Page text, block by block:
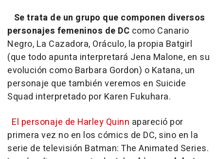
Se trata de un grupo que componen diversos
personajes femeninos de DC como Canario
Negro, La Cazadora, Oráculo, la propia Batgirl
(que todo apunta interpretará Jena Malone, en su
evolución como Barbara Gordon) o Katana, un
personaje que también veremos en Suicide
Squad interpretado por Karen Fukuhara.
El personaje de Harley Quinn apareció por
primera vez no en los cómics de DC, sino en la
serie de televisión Batman: The Animated Series.